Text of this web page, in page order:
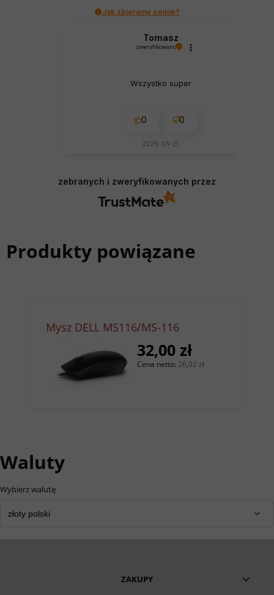
Jak zbieramy opinie?
Tomasz
zweryfikowano
Wszystko super
0 0
2026-03-21
zebranych i zweryfikowanych przez
Produkty powiązane
Mysz DELL MS116/MS-116
32,00 zł
Cena netto: 26,02 zł
do koszyka
Waluty
Wybierz walutę
ZAKUPY